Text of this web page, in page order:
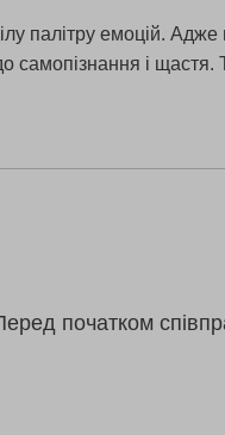
палітру емоцій.
і щастя.
початком